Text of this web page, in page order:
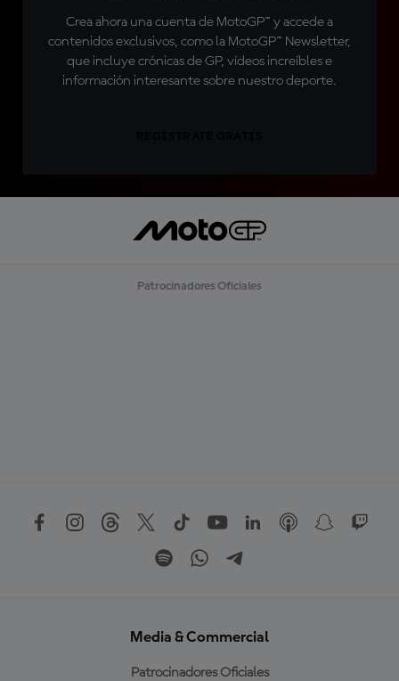
Crea ahora una cuenta de MotoGP™ y accede a
contenidos exclusivos, como la MotoGP™ Newsletter,
que incluye crónicas de GP, vídeos increíbles e
información interesante sobre nuestro deporte.
Patrocinadores Oficiales
Media & Commercial
Patrocinadores Oficiales